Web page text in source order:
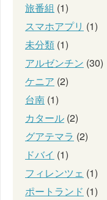
旅番組 (1)
スマホアプリ (1)
未分類 (1)
アルゼンチン (30)
ケニア (2)
台南 (1)
カタール (2)
グアテマラ (2)
ドバイ (1)
フィレンツェ (1)
ポートランド (1)